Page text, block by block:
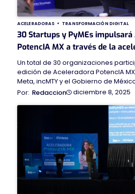
ACELERADORAS TRANSFORMACIÓN DIGITAL
30 Startups y PyMEs
PotencIA MX a través de la
Un total de 30 organizaciones
edición de Aceleradora PotencIA
Meta, incMTY y el Gobierno de
Redaccion
diciembre 8, 2025